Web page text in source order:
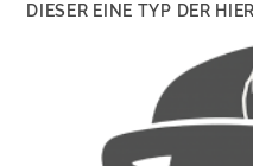
DIESER EINE TYP DER